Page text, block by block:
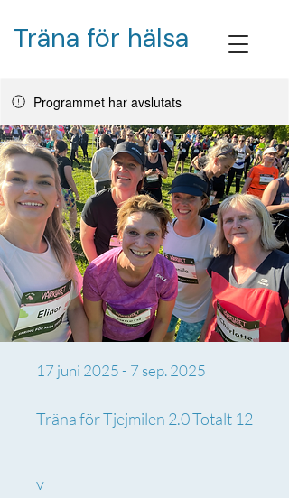
Träna för hälsa
Programmet har avslutats
Träna för Tjejmilen 2.0 Totalt 12
v
17 juni 2025 - 7 sep. 2025